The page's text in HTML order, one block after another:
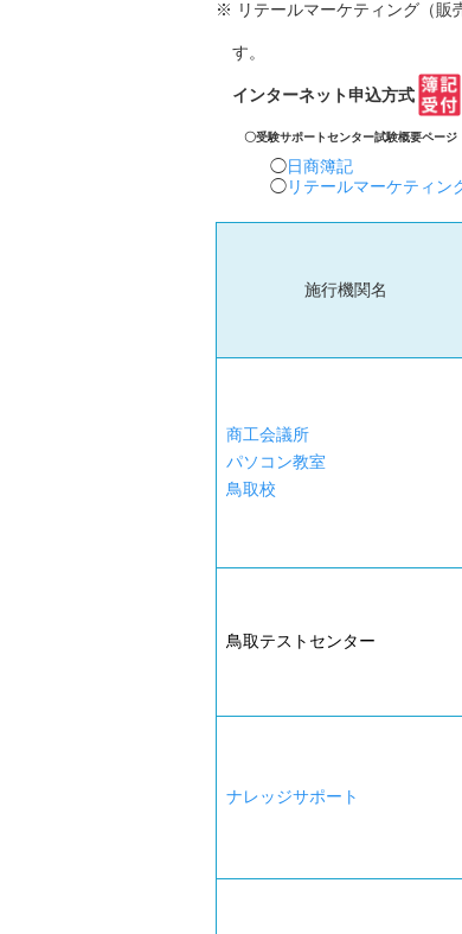
※ リテールマーケティング（販
す。
インターネット申込方式
〇受験サポートセンター試験概要ページ
日商簿記
リテールマーケティン
施行機関名
商工会議所
パソコン教室
鳥取校
鳥取テストセンター
ナレッジサポート